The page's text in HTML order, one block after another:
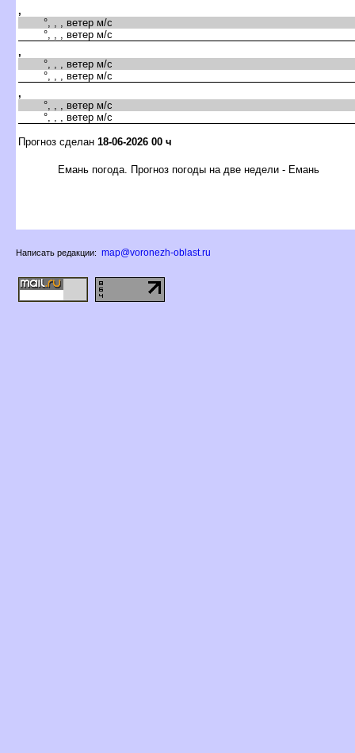
,
°, , , ветер м/с
°, , , ветер м/с
,
°, , , ветер м/с
°, , , ветер м/с
,
°, , , ветер м/с
°, , , ветер м/с
Прогноз сделан 18-06-2026 00 ч
Емань погода. Прогноз погоды на две недели - Емань
Написать редакции: map@voronezh-oblast.ru